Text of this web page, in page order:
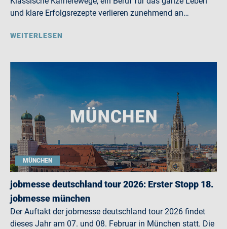
und klare Erfolgsrezepte verlieren zunehmend an…
WEITERLESEN
MÜNCHEN
jobmesse deutschland tour 2026: Erster Stopp 18.
jobmesse münchen
Der Auftakt der jobmesse deutschland tour 2026 findet
dieses Jahr am 07. und 08. Februar in München statt. Die